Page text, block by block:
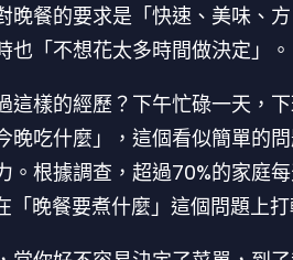
晚餐的要求是「快速、美味、方
也「不想花太多時間做決定」。
這樣的經歷？下午忙碌一天，
晚吃什麼」，這個看似簡單的
。根據調查，超過70%的家庭
「晚餐要煮什麼」這個問題上